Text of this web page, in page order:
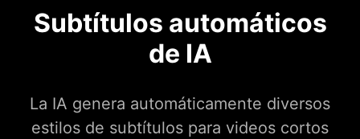
Subtítulos automáticos
de IA
La IA genera automáticamente diversos
estilos de subtítulos para videos cortos